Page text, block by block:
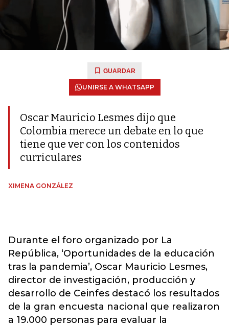
GUARDAR
UNIRSE A WHATSAPP
Oscar Mauricio Lesmes dijo que
Colombia merece un debate en lo que
tiene que ver con los contenidos
curriculares
XIMENA GONZÁLEZ
Durante el foro organizado por La
República, ‘Oportunidades de la educación
tras la pandemia’, Oscar Mauricio Lesmes,
director de investigación, producción y
desarrollo de Ceinfes destacó los resultados
de la gran encuesta nacional que realizaron
a 19.000 personas para evaluar la